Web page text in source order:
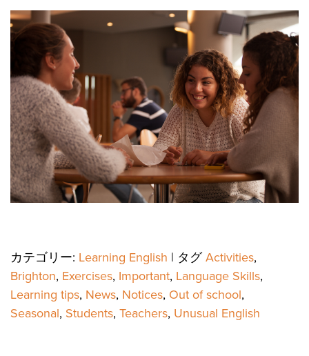
カテゴリー: Learning English | タグActivities,
Brighton, Exercises, Important, Language Skills,
Learning tips, News, Notices, Out of school,
Seasonal, Students, Teachers, Unusual English